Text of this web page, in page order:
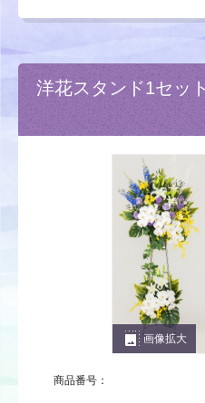
洋花スタンド1セッ
photo_size_select_large画像拡大
商品番号：